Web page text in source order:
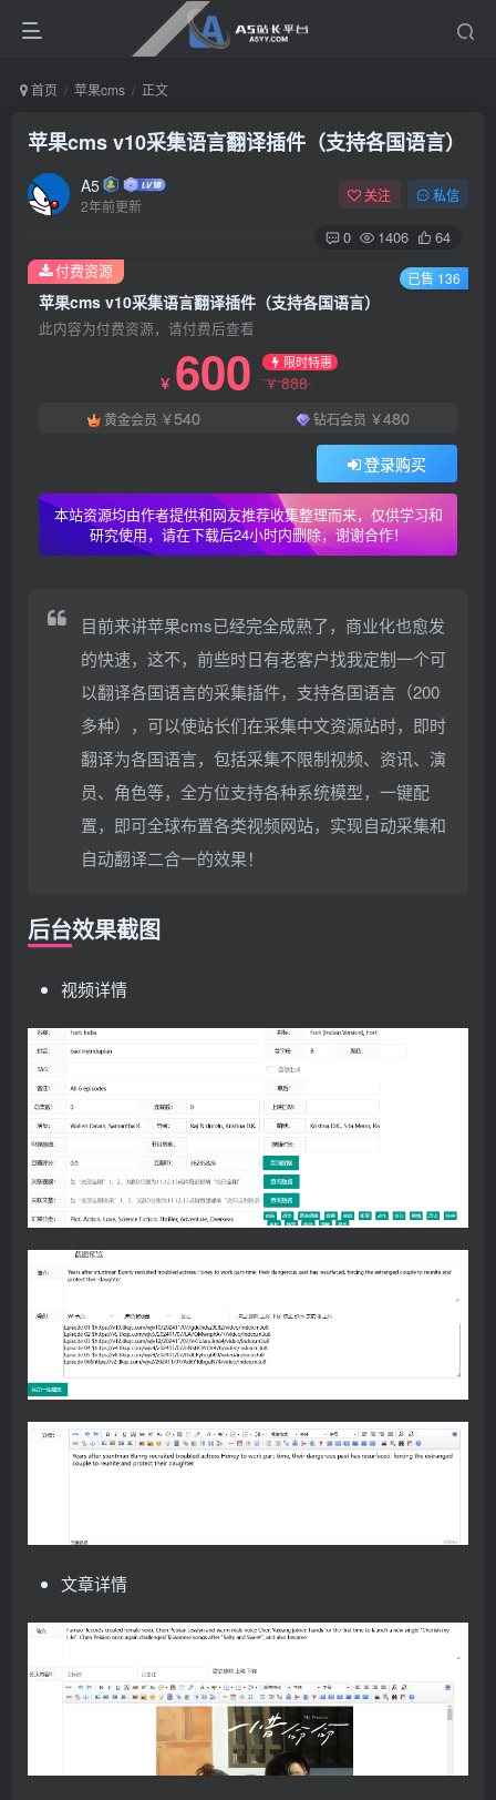
首页 苹果cms 正文
苹果cms v10采集语言翻译插件（支持各国语言）
A5
2年前更新
关注 私信
0 1406 64
苹果cms v10采集语言翻译插件（支持各国语言）
此内容为付费资源，请付费后查看
￥ 600 限时特惠
￥888
黄金会员 ￥540 钻石会员 ￥480
登录购买
本站资源均由作者提供和网友推荐收集整理而来，仅供学习和
研究使用，请在下载后24小时内删除，谢谢合作！
付费资源 已售 136
目前来讲苹果cms已经完全成熟了，商业化也愈发
的快速，这不，前些时日有老客户找我定制一个可
以翻译各国语言的采集插件，支持各国语言（200
多种），可以使站长们在采集中文资源站时，即时
翻译为各国语言，包括采集不限制视频、资讯、演
员、角色等，全方位支持各种系统模型，一键配
置，即可全球布置各类视频网站，实现自动采集和
自动翻译二合一的效果！
后台效果截图
视频详情
文章详情